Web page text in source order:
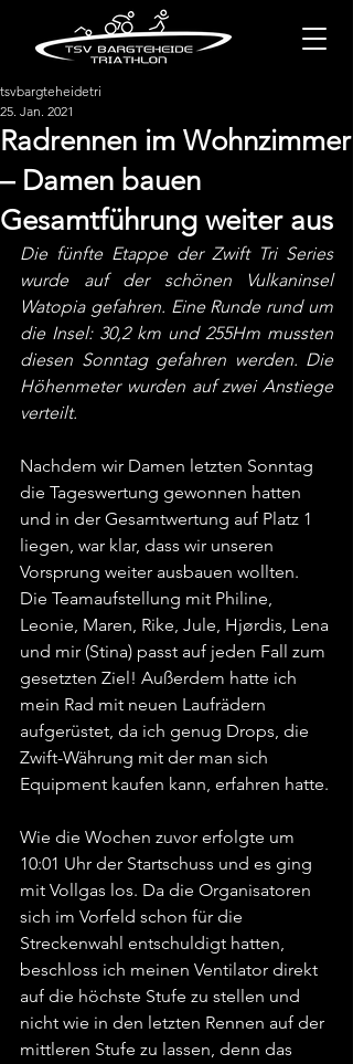
Radrennen im Wohnzimmer
– Damen bauen
Gesamtführung weiter aus
tsvbargteheidetri
25. Jan. 2021
Die fünfte Etappe der Zwift Tri Series
wurde auf der schönen Vulkaninsel
Watopia gefahren. Eine Runde rund um
die Insel: 30,2 km und 255Hm mussten
diesen Sonntag gefahren werden. Die
Höhenmeter wurden auf zwei Anstiege
verteilt.
Nachdem wir Damen letzten Sonntag
die Tageswertung gewonnen hatten
und in der Gesamtwertung auf Platz 1
liegen, war klar, dass wir unseren
Vorsprung weiter ausbauen wollten.
Die Teamaufstellung mit Philine,
Leonie, Maren, Rike, Jule, Hjørdis, Lena
und mir (Stina) passt auf jeden Fall zum
gesetzten Ziel! Außerdem hatte ich
mein Rad mit neuen Laufrädern
aufgerüstet, da ich genug Drops, die
Zwift-Währung mit der man sich
Equipment kaufen kann, erfahren hatte.
Wie die Wochen zuvor erfolgte um
10:01 Uhr der Startschuss und es ging
mit Vollgas los. Da die Organisatoren
sich im Vorfeld schon für die
Streckenwahl entschuldigt hatten,
beschloss ich meinen Ventilator direkt
auf die höchste Stufe zu stellen und
nicht wie in den letzten Rennen auf der
mittleren Stufe zu lassen, denn das